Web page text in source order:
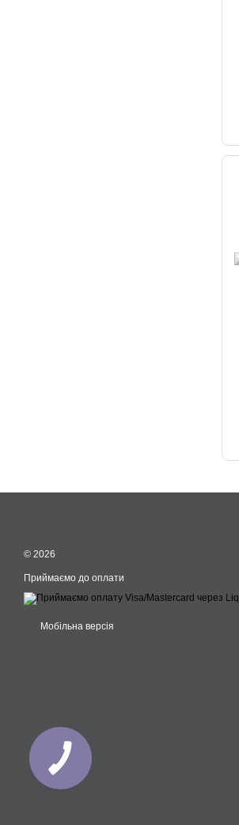
© 2026
Приймаємо до оплати
Мобільна версія